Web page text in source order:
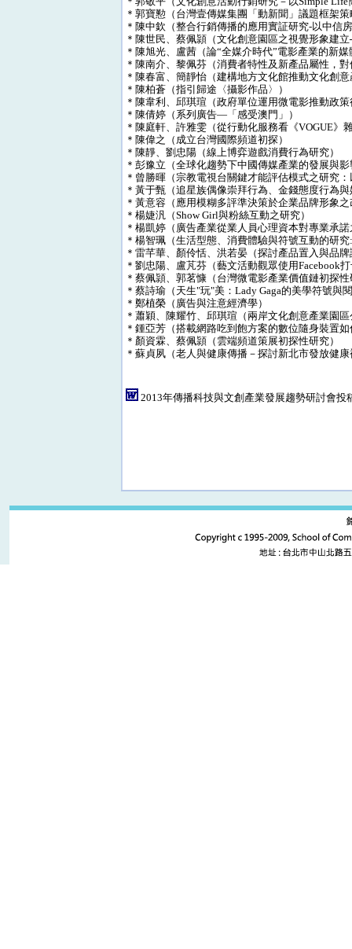
＊郭寶懃（台灣壹傳媒集團「動新聞」議題框架
＊陳中欽（整合行銷傳播的應用實証研究-以中信
＊陳世民、蔡佩頴（文化創意園區之視覺形象建
＊陳旭光、盧茜（論“全媒介時代”電影產業的新
＊陳南介、黎佩芬（消費者特性及新產品屬性，
＊陳春富、簡靜怡（建構地方文化館推動文化創
＊陳柏蒼（指引歸途〈攝影作品〉）
＊陳韋利、邱琪瑄（政府單位運用微電影推動政
＊陳倩婷（系列廣告—「感受澳門」）
＊陳庭軒、許雅雯（從行動化服務看《VOGUE
＊陳偉之（成立台灣國際頻道初探）
＊陳靜、劉忠陽（線上博弈遊戲消費行為研究）
＊彭豫立（全球化趨勢下中國傳媒產業的發展與
＊曾勝暉（宗教電視台關鍵才能評估模式之研究
＊黃于甄（追星族偶像崇拜行為、金錢態度行為
＊黃意容（應用模糊多評準決策於企業品牌形象
＊楊婕汎（Show Girl與粉絲互動之研究）
＊楊凱婷（廣告產業從業人員心理資本對專業承
＊楊智珮（生活型態、消費體驗與符號互動的研
＊雷芊華、顏伶恬、洪若晏（探討產品置入與品
＊劉忠陽、盧芃芬（藝文活動觀眾使用Facebook
＊蔡佩頴、郭茗慷（台灣微電影產業價值鏈初探
＊蔡詩瑜（天生"玩"美：Lady Gaga的美學符號與
＊鄭植榮（廣告與注意經濟學）
＊蕭穎、陳耀竹、邱琪瑄（兩岸文化創意產業園
＊鍾亞芳（搭載網路吃到飽方案的數位隨身裝置
＊顏資霖、蔡佩頴（雲端頻道策展初探性研究）
＊蘇貞夙（老人與健康傳播－探討新北市發放健
2013年傳播科技與文創產業發展趨勢研討會投